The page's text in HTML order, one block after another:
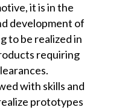
it is in the
development of
to be realized in
requiring
with skills and
prototypes